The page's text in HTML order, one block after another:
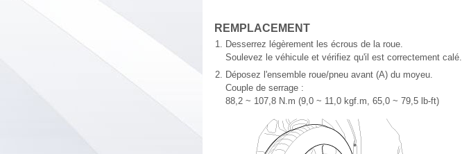
REMPLACEMENT
1. Desserrez légèrement les écrous de la roue.
Soulevez le véhicule et vérifiez qu'il est correctement calé.
2. Déposez l'ensemble roue/pneu avant (A) du moyeu.
Couple de serrage :
88,2 ~ 107,8 N.m (9,0 ~ 11,0 kgf.m, 65,0 ~ 79,5 lb-ft)